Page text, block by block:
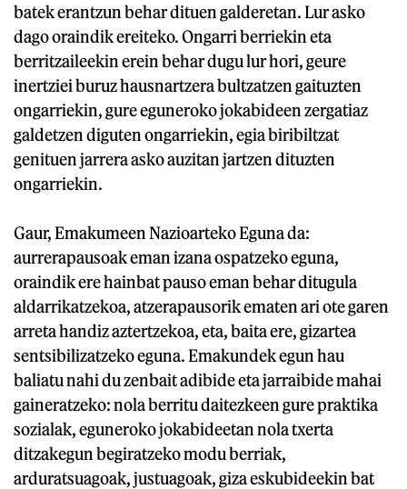
batek erantzun behar dituen galderetan. Lur asko
dago oraindik ereiteko. Ongarri berriekin eta
berritzaileekin erein behar dugu lur hori, geure
inertziei buruz hausnartzera bultzatzen gaituzten
ongarriekin, gure eguneroko jokabideen zergatiaz
galdetzen diguten ongarriekin, egia biribiltzat
genituen jarrera asko auzitan jartzen dituzten
ongarriekin.
Gaur, Emakumeen Nazioarteko Eguna da:
aurrerapausoak eman izana ospatzeko eguna,
oraindik ere hainbat pauso eman behar ditugula
aldarrikatzekoa, atzerapausorik ematen ari ote garen
arreta handiz aztertzekoa, eta, baita ere, gizartea
sentsibilizatzeko eguna. Emakundek egun hau
baliatu nahi du zenbait adibide eta jarraibide mahai
gaineratzeko: nola berritu daitezkeen gure praktika
sozialak, eguneroko jokabideetan nola txerta
ditzakegun begiratzeko modu berriak,
arduratsuagoak, justuagoak, giza eskubideekin bat